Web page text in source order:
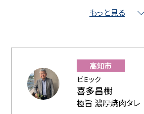
食卓に！アウトドアに！ 南国土佐ののどか
香りが効いたみそベースの焼肉のたれです。
食プロ資格者監修により大手ではできない
感を残す研究を重ね、にんにくの風味を最
造りでていねいに仕上げています。
50年来種を継ぎ無農薬栽培の希少な高知
もっと見る
高知市
ビミック
喜多昌樹
極旨 濃厚焼肉タレ